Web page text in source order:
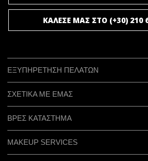
ΚΑΛΕΣΕ ΜΑΣ ΣΤΟ (+30) 210
ΕΞΥΠΗΡΕΤΗΣΗ ΠΕΛΑΤΩΝ
ΣΧΕΤΙΚΑ ΜΕ ΕΜΑΣ
ΒΡΕΣ ΚΑΤΑΣΤΗΜΑ
MAKEUP SERVICES